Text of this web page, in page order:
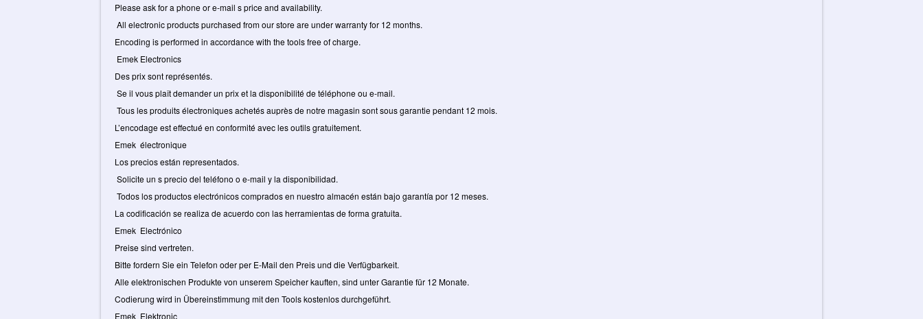
Please ask for a phone or e-mail s price and availability.
All electronic products purchased from our store are under warranty for 12 months.
Encoding is performed in accordance with the tools free of charge.
Emek Electronics
Des prix sont représentés.
Se il vous plaît demander un prix et la disponibilité de téléphone ou e-mail.
Tous les produits électroniques achetés auprès de notre magasin sont sous garantie pendant 12 mois.
L’encodage est effectué en conformité avec les outils gratuitement.
Emek électronique
Los precios están representados.
Solicite un s precio del teléfono o e-mail y la disponibilidad.
Todos los productos electrónicos comprados en nuestro almacén están bajo garantía por 12 meses.
La codificación se realiza de acuerdo con las herramientas de forma gratuita.
Emek Electrónico
Preise sind vertreten.
Bitte fordern Sie ein Telefon oder per E-Mail den Preis und die Verfügbarkeit.
Alle elektronischen Produkte von unserem Speicher kauften, sind unter Garantie für 12 Monate.
Codierung wird in Übereinstimmung mit den Tools kostenlos durchgeführt.
Emek Elektronic